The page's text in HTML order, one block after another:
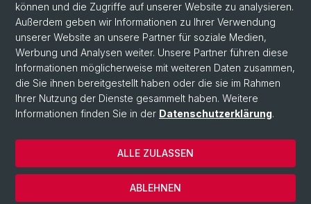
Facebook
Twitter
Youtube
können und die Zugriffe auf unserer Website zu analysieren.
Außerdem geben wir Informationen zu Ihrer Verwendung
unserer Website an unsere Partner für soziale Medien,
Werbung und Analysen weiter. Unsere Partner führen diese
Informationen möglicherweise mit weiteren Daten zusammen,
die Sie ihnen bereitgestellt haben oder die sie im Rahmen
Ihrer Nutzung der Dienste gesammelt haben. Weitere
Informationen finden Sie in der Datenschutzerklärung.
ABLEHNEN
ALLE ZULASSEN